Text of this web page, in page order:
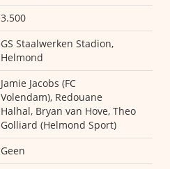
3.500
GS Staalwerken Stadion,
Helmond
Jamie Jacobs (FC
Volendam), Redouane
Halhal, Bryan van Hove, Theo
Golliard (Helmond Sport)
Geen